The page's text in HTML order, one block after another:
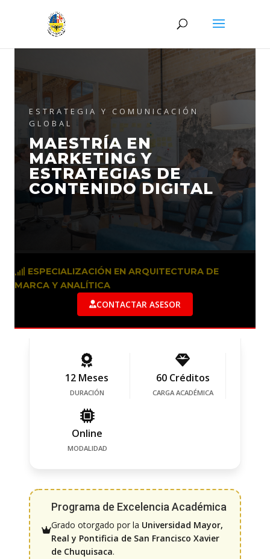
ESTRATEGIA Y COMUNICACIÓN
GLOBAL
MAESTRÍA EN
MARKETING Y
ESTRATEGIAS DE
CONTENIDO DIGITAL
ESPECIALIZACIÓN EN ARQUITECTURA DE
MARCA Y ANALÍTICA
CONTACTAR ASESOR
12 Meses
DURACIÓN
60 Créditos
CARGA ACADÉMICA
Online
MODALIDAD
Programa de Excelencia Académica
Grado otorgado por la Universidad Mayor,
Real y Pontificia de San Francisco Xavier
de Chuquisaca.